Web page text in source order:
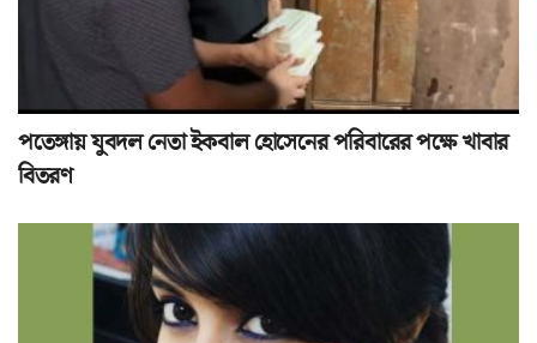
পতেঙ্গায় যুবদল নেতা ইকবাল হোসেনের পরিবারের পক্ষে খাবার
বিতরণ